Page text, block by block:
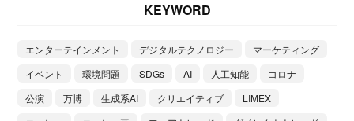
KEYWORD
エンターテインメント デジタルテクノロジー
マーケティング
イベント
環境問題 SDGs AI 人工知能
コロナ
公演
万博 生成系AI クリエイティブ
LIMEX